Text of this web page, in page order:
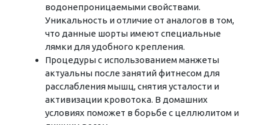
водонепроницаемыми свойствами.
Уникальность и отличие от аналогов в том,
что данные шорты имеют специальные
лямки для удобного крепления.
Процедуры с использованием манжеты
актуальны после занятий фитнесом для
расслабления мышц, снятия усталости и
активизации кровотока. В домашних
условиях поможет в борьбе с целлюлитом и